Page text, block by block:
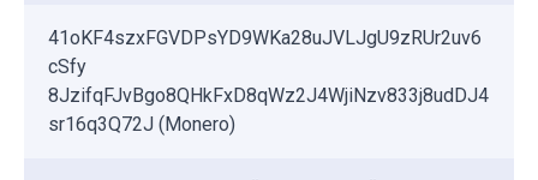
41oKF4szxFGVDPsYD9WKa28uJVLJgU9zRUr2uv6
cSfy
8JzifqFJvBgo8QHkFxD8qWz2J4WjiNzv833j8udDJ4
sr16q3Q72J (Monero)